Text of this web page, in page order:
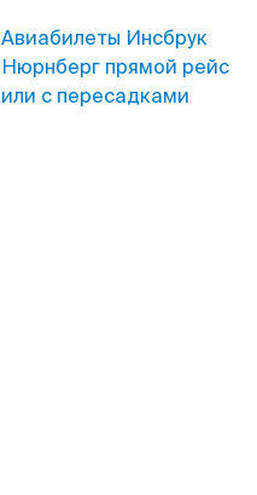
Авиабилеты Инсбрук
Нюрнберг прямой рейс
или с пересадками